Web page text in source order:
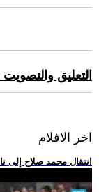
التعليق
اخر الافلام
.. انتقال محمد صلاح